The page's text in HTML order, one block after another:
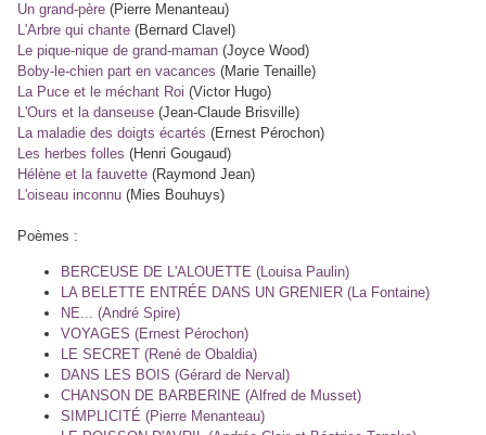
Un grand-père (Pierre Menanteau)
L'Arbre qui chante (Bernard Clavel)
Le pique-nique de grand-maman (Joyce Wood)
Boby-le-chien part en vacances (Marie Tenaille)
La Puce et le méchant Roi (Victor Hugo)
L'Ours et la danseuse (Jean-Claude Brisville)
La maladie des doigts écartés (Ernest Pérochon)
Les herbes folles (Henri Gougaud)
Hélène et la fauvette (Raymond Jean)
L'oiseau inconnu (Mies Bouhuys)
Poèmes :
BERCEUSE DE L'ALOUETTE (Louisa Paulin)
LA BELETTE ENTRÉE DANS UN GRENIER (La Fontaine)
NE... (André Spire)
VOYAGES (Ernest Pérochon)
LE SECRET (René de Obaldia)
DANS LES BOIS (Gérard de Nerval)
CHANSON DE BARBERINE (Alfred de Musset)
SIMPLICITÉ (Pierre Menanteau)